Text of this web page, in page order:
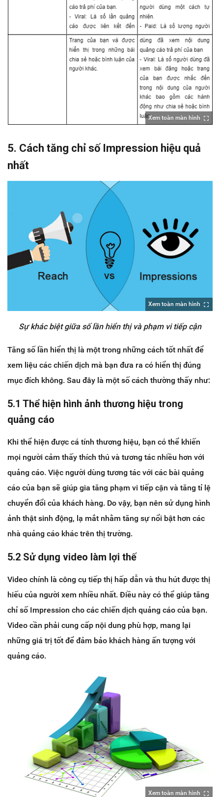
Xem toàn màn hình
5. Cách tăng chỉ số Impression hiệu quả
nhất
Xem toàn màn hình
Sự khác biệt giữa số lần hiển thị và phạm vi tiếp cận
Tăng số lần hiển thị là một trong những cách tốt nhất để
xem liệu các chiến dịch mà bạn đưa ra có hiển thị đúng
mục đích không. Sau đây là một số cách thường thấy như:
5.1 Thể hiện hình ảnh thương hiệu trong
quảng cáo
Khi thể hiện được cá tính thương hiệu, bạn có thể khiến
mọi người cảm thấy thích thú và tương tác nhiều hơn với
quảng cáo. Việc người dùng tương tác với các bài quảng
cáo của bạn sẽ giúp gia tăng phạm vi tiếp cận và tăng tỉ lệ
chuyển đổi của khách hàng. Do vậy, bạn nên sử dụng hình
ảnh thật sinh động, lạ mắt nhằm tăng sự nổi bật hơn các
nhà quảng cáo khác trên thị trường.
5.2 Sử dụng video làm lợi thế
Video chính là công cụ tiếp thị hấp dẫn và thu hút được thị
hiếu của người xem nhiều nhất. Điều này có thể giúp tăng
chỉ số Impression cho các chiến dịch quảng cáo của bạn.
Video cần phải cung cấp nội dung phù hợp, mang lại
những giá trị tốt để đảm bảo khách hàng ấn tượng với
quảng cáo.
Xem toàn màn hình